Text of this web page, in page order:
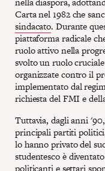
Carta nel 1982 che
sindacato. Durante
piattaforma radicale
ruolo attivo nella
svolto un ruolo
organizzate contro il
implementato dal
richiesta del FMI e
Tuttavia, dagli anni
principali partiti
lo hanno privato del
studentesco è
politicanti e settari